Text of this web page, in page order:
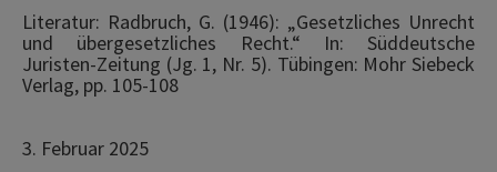
Literatur: Radbruch, G. (1946): „Gesetzliches Unrecht
und übergesetzliches Recht.“ In: Süddeutsche
Juristen-Zeitung (Jg. 1, Nr. 5). Tübingen: Mohr Siebeck
Verlag, pp. 105-108
3. Februar 2025